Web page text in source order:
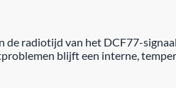
radiotijd van het DCF77-
blijft een interne,